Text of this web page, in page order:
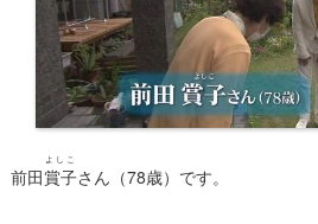
前田賞子
よしこ
さん（78歳）です。